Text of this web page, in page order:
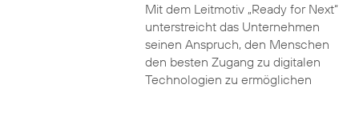
Mit dem Leitmotiv „Ready for Next“
unterstreicht das Unternehmen
seinen Anspruch, den Menschen
den besten Zugang zu digitalen
Technologien zu ermöglichen